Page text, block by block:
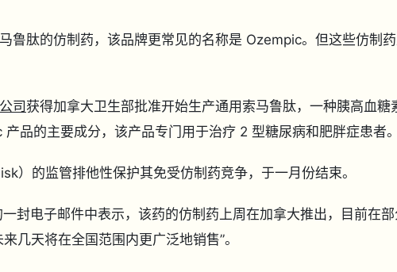
鲁肽的仿制药，该品牌更常见的名称是 Ozempic。但这些仿制
司获得加拿大卫生部批准开始生产通用索马鲁肽，一种胰高血糖
品的主要成分，该产品专门用于治疗 2 型糖尿病和肥胖症患者
）的监管排他性保护其免受仿制药竞争，于一月份结束。
封电子邮件中表示，该药的仿制药上周在加拿大推出，目前在
几天将在全国范围内更广泛地销售”。